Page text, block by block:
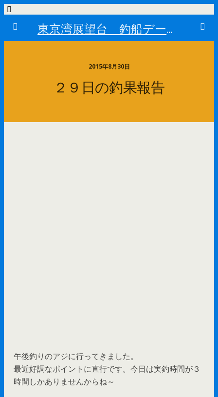
東京湾展望台 釣船データーベース
2015年8月30日
２９日の釣果報告
午後釣りのアジに行ってきました。
最近好調なポイントに直行です。今日は実釣時間が３
時間しかありませんからね～